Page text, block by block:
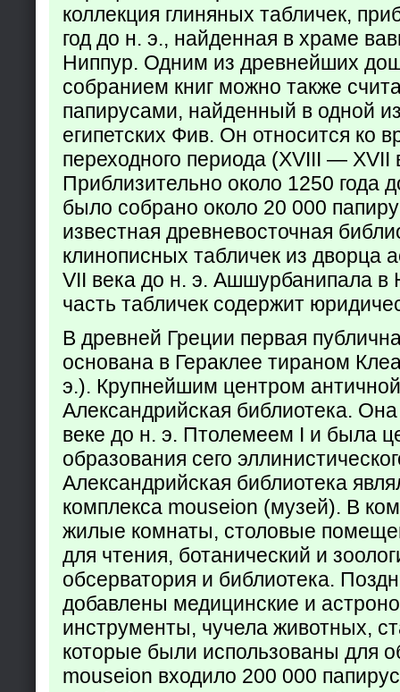
коллекция глиняных табличек,
год до н. э., найденная в храме
Ниппур. Одним из древнейших
собранием книг можно также
папирусами, найденный в одной
египетских Фив. Он относится ко
переходного периода (XVIII — XVII
Приблизительно около 1250 года
было собрано около 20 000
известная древневосточная
клинописных табличек из дворца
VII века до н. э. Ашшурбанипала в
часть табличек содержит
В древней Греции первая
основана в Гераклее тираном
э.). Крупнейшим центром
Александрийская библиотека.
веке до н. э. Птолемеем I и была
образования сего
Александрийская библиотека
комплекса mouseion (музей). В
жилые комнаты, столовые
для чтения, ботанический и
обсерватория и библиотека.
добавлены медицинские и
инструменты, чучела животных,
которые были использованы для
mouseion входило 200 000